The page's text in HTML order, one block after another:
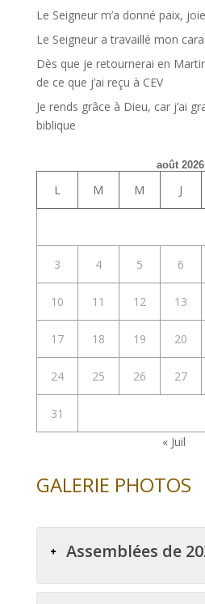
Le Seigneur m’a donné paix,
Le Seigneur a travaillé mon
Dès que je retournerai en
de ce que j’ai reçu à CEV
Je rends grâce à Dieu, car j’ai
biblique
août 2026
L M M J
3 4 5 6
10 11 12 13
17 18 19 20
24 25 26 27
31
« Juil
GALERIE PHOTOS
Assemblées de